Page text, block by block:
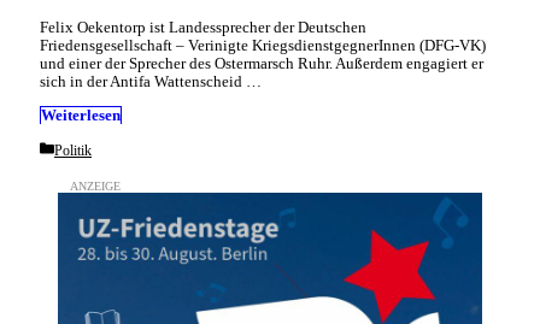
Felix Oekentorp ist Landessprecher der Deutschen
Friedensgesellschaft – Verinigte KriegsdienstgegnerInnen (DFG-VK)
und einer der Sprecher des Ostermarsch Ruhr. Außerdem engagiert er
sich in der Antifa Wattenscheid …
Weiterlesen
Categories
Politik